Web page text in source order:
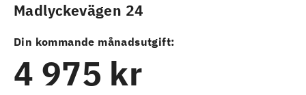
Madlyckevägen 24
Din kommande månadsutgift:
4 975 kr